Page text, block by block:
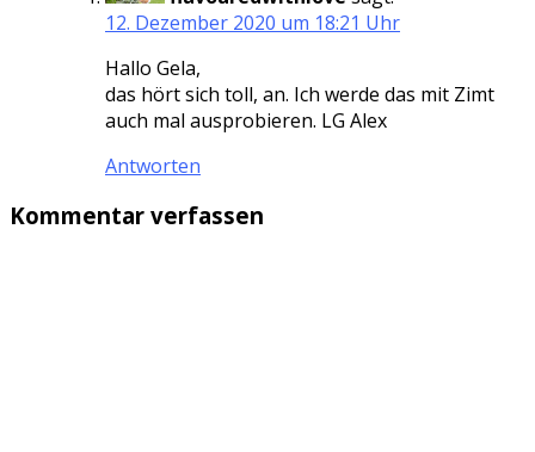
12. Dezember 2020 um 18:21 Uhr
Hallo Gela,
das hört sich toll, an. Ich werde das mit Zimt
auch mal ausprobieren. LG Alex
Antworten
Kommentar verfassen